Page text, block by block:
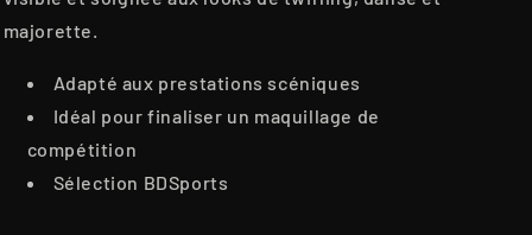
majorette.
Adapté aux prestations scéniques
Idéal pour finaliser un maquillage de
compétition
Sélection BDSports